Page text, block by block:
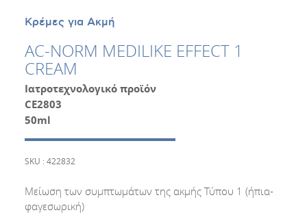
Κρέμες για Ακμή
AC-NORM MEDILIKE EFFECT 1
CREAM
Ιατροτεχνολογικό προϊόν
CΕ2803
50ml
SKU : 422832
Μείωση των συμπτωμάτων της ακμής Τύπου 1 (ήπια-
φαγεσωρική)